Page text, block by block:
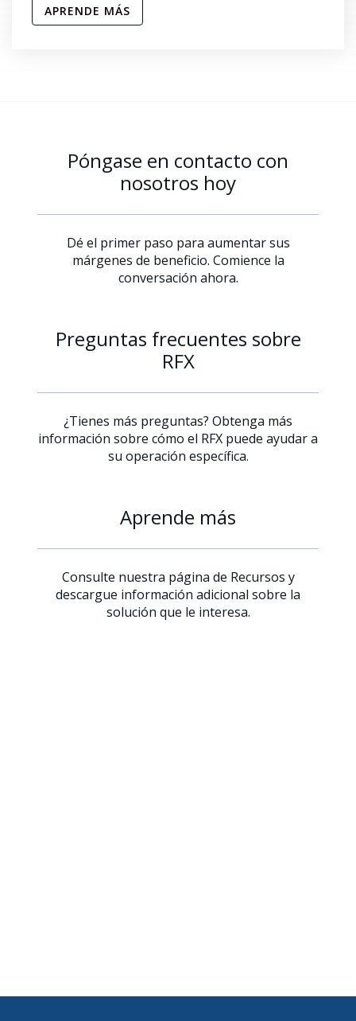
APRENDE MÁS
Póngase en contacto con
nosotros hoy
Dé el primer paso para aumentar sus
márgenes de beneficio. Comience la
conversación ahora.
Preguntas frecuentes sobre
RFX
¿Tienes más preguntas? Obtenga más
información sobre cómo el RFX puede ayudar a
su operación específica.
Aprende más
Consulte nuestra página de Recursos y
descargue información adicional sobre la
solución que le interesa.